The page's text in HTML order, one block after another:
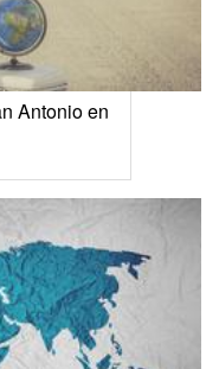
Antonio en